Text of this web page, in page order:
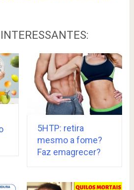
5HTP: retira
mesmo a fome?
Faz emagrecer?